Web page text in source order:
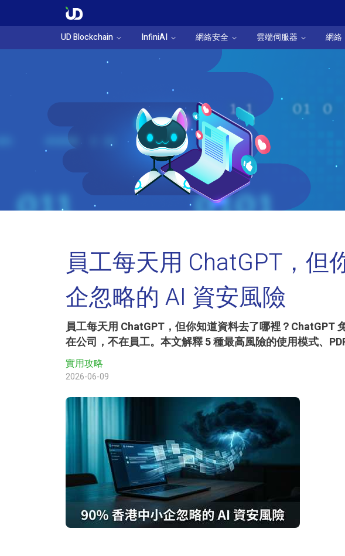
UD Blockchain
InfiniAI 網絡安全 雲端伺服器 網絡
員工每天用 ChatGPT，但
企忽略的 AI 資安風險
員工每天用 ChatGPT，但你知道資料去了哪裡？ChatGPT
在公司，不在員工。本文解釋 5 種最高風險的使用模式、
實用攻略
2026-06-09